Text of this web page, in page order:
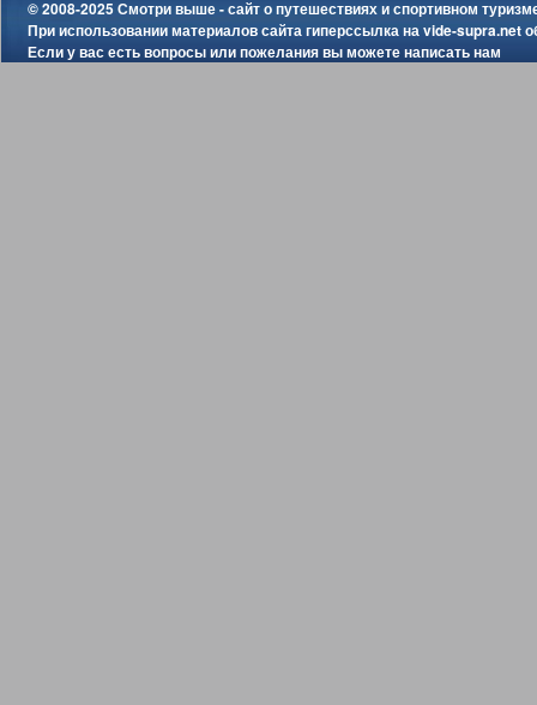
© 2008-2025 Смотри выше - сайт о путешествиях и спортивном
При использовании материалов сайта гиперссылка наvide-supra.net
Если у вас есть вопросы или пожелания вы можетенаписать нам